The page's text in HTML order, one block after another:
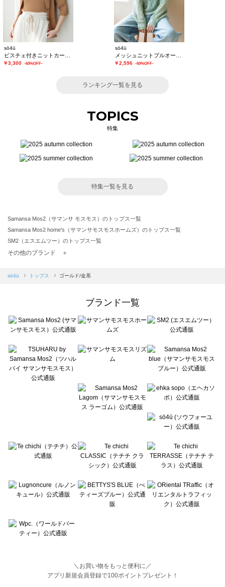
sō4ū
￥3,300 -60%OFF-
sō4ū
￥2,596 -60%OFF-
ランキング一覧を見る
TOPICS
特集
特集一覧を見る
Samansa Mos2（サマンサ モスモス）のトップス一覧
Samansa Mos2 home's（サマンサモスモスホームズ）のトップス一覧
SM2（エスエムツー）のトップス一覧
TSUHARU by Samansa Mos2（ツハルバイサマンサモスモス）のトップス一覧
Samansa Mos2 blue（サマンサモスモス ブルー）のトップス一覧
sō4ū（ソウフォーユー）のトップス一覧
Te chichi（テチチ）のトップス一覧
Te chichi CLASSIC（テチチ クラシック）のトップス一覧
Lugnoncure（ルノンキュール）のトップス一覧
BETTY'S BLUE（べティーズブルー）のトップス一覧
Wpc.（ワールドパーティー）のトップス一覧
その他のブランド ＋
sō4ū トップス ゴールド/金系
ブランド一覧
＼お買い物をもっと便利に／
アプリ新規会員登録で100ポイントプレゼント！